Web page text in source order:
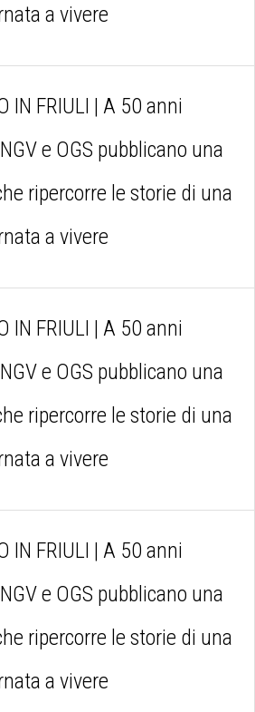
a vivere
IN FRIULI | A 50 anni
e OGS pubblicano una
ripercorre le storie di una
a vivere
IN FRIULI | A 50 anni
e OGS pubblicano una
ripercorre le storie di una
a vivere
IN FRIULI | A 50 anni
e OGS pubblicano una
ripercorre le storie di una
a vivere